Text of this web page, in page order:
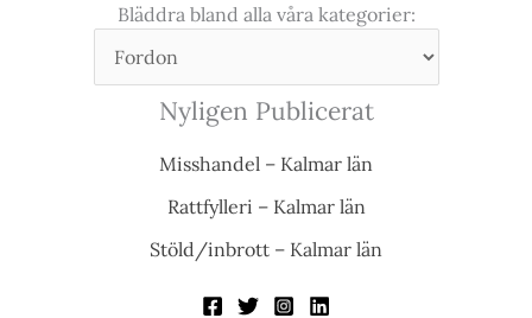
Bläddra bland alla våra kategorier:
Nyligen Publicerat
Misshandel – Kalmar län
Rattfylleri – Kalmar län
Stöld/inbrott – Kalmar län